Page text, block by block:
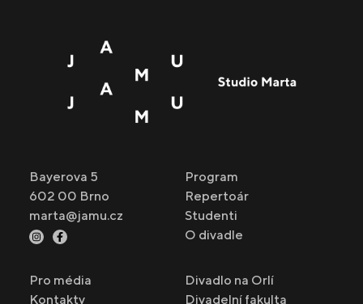
Bayerova 5
602 00 Brno
marta@jamu.cz
Program
Repertoár
Studenti
O divadle
Pro média
Kontakty
Divadlo na Orlí
Divadelní fakulta